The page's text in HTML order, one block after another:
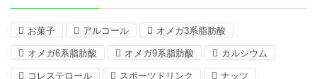
お菓子 アルコール オメガ3系脂肪酸
オメガ6系脂肪酸 オメガ9系脂肪酸 カルシウム
コレステロール スポーツドリンク ナッツ